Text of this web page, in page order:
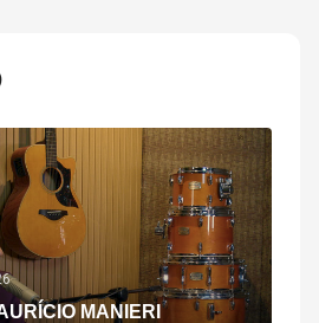
MANIERI